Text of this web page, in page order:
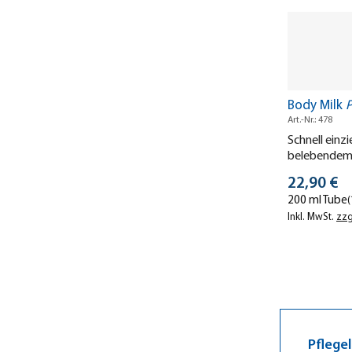
Body Milk
Art.-Nr.: 478
Schnell
22,90 €
200 ml Tube
Inkl. MwSt.